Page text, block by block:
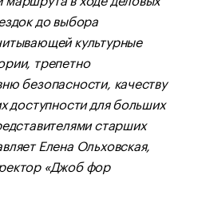
до выбора
культурные
трепетно
безопасности, качеству
доступности для больших
старших
Елена Ольховская,
«Джоб фор